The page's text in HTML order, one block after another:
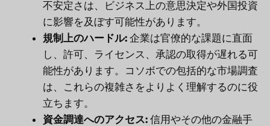
不安定さは、ビジネス上の意思決定や外国投資
に影響を及ぼす可能性があります。
規制上のハードル: 企業は官僚的な課題に直面
し、許可、ライセンス、承認の取得が遅れる可
能性があります。コソボでの包括的な市場調査
は、これらの複雑さをよりよく理解するのに役
立ちます。
資金調達へのアクセス: 信用やその他の金融手